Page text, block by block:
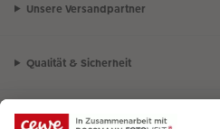
Unsere Versandpartner
Qualität & Sicherheit
Nachhaltigkeit bei CEWE